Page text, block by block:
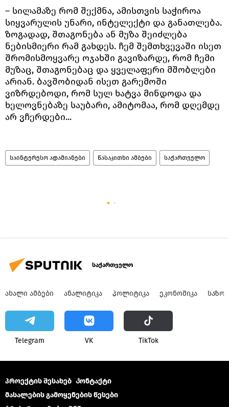
– სილამაზე რომ შექმნა, ამისთვის საჭიროა
სიყვარულის უნარი, ინტელექტი და განათლება.
ზოგადად, შთაგონება ან მუზა შეიძლება
ნებისმიერი რამ გახდეს. ჩემ შემთხვევაში ისეთ
შრომისმოყვარე ოჯახში გავიზარდე, რომ ჩემი
მუზაც, შთაგონებაც და ყველაფერი მშობლები
არიან. ბავშობიდან ისეთ გარემოში
ვიზრდებოდი, რომ სულ ხატვა მინდოდა და
ხელოვნებაზე საუბარი, ამიტომაა, რომ დღემდე
არ ვჩერდები...
საინტერესო ადამიანები წასაკითხი ამბები საქართველო
საქართველო
ᲐᲮᲐᲚᲘ ᲐᲛᲑᲔᲑᲘ ᲐᲜᲐᲚᲘᲢᲘᲙᲐ ᲞᲝᲚᲘᲢᲘᲙᲐ ᲔᲙᲝᲜᲝᲛᲘᲙᲐ
Telegram VK ТikТоk
პროექტის შესახებ Კონტაქტი
მასალების გამოყენების წესები